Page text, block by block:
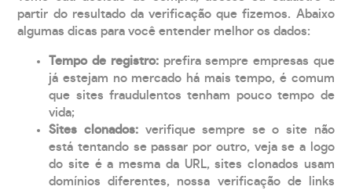
partir do resultado da verificação que fizemos. Abaixo
algumas dicas para você entender melhor os dados:
Tempo de registro: prefira sempre empresas que
já estejam no mercado há mais tempo, é comum
que sites fraudulentos tenham pouco tempo de
vida;
Sites clonados: verifique sempre se o site não
está tentando se passar por outro, veja se a logo
do site é a mesma da URL, sites clonados usam
domínios diferentes, nossa verificação de links